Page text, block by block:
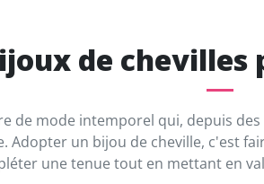
de
de mode intemporel qui, depuis
Adopter un bijou de cheville, c'est
une tenue tout en mettant en